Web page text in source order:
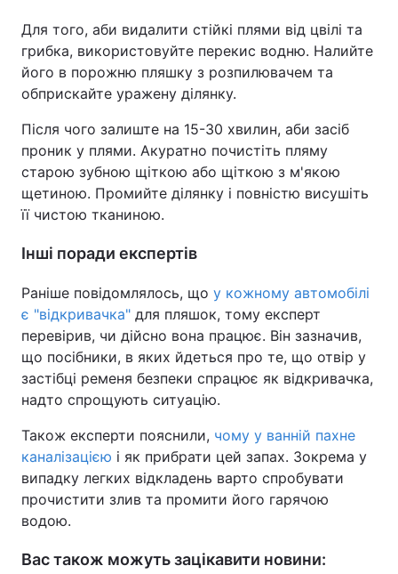
Для того, аби видалити стійкі плями від цвілі та
грибка, використовуйте перекис водню. Налийте
його в порожню пляшку з розпилювачем та
обприскайте уражену ділянку.
Після чого залиште на 15-30 хвилин, аби засіб
проник у плями. Акуратно почистіть пляму
старою зубною щіткою або щіткою з м'якою
щетиною. Промийте ділянку і повністю висушіть
її чистою тканиною.
Інші поради експертів
Раніше повідомлялось, що у кожному автомобілі
є "відкривачка" для пляшок, тому експерт
перевірив, чи дійсно вона працює. Він зазначив,
що посібники, в яких йдеться про те, що отвір у
застібці ременя безпеки спрацює як відкривачка,
надто спрощують ситуацію.
Також експерти пояснили, чому у ванній пахне
каналізацією і як прибрати цей запах. Зокрема у
випадку легких відкладень варто спробувати
прочистити злив та промити його гарячою
водою.
Вас також можуть зацікавити новини: